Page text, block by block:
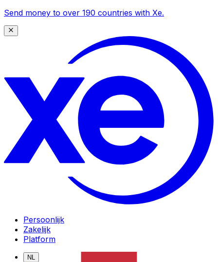
Send money to over 190 countries with Xe.
Persoonlijk
Zakelijk
Platform
NL